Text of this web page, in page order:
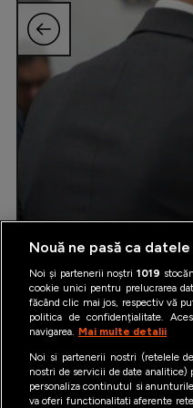
Nouă ne pasă ca
Noi și partenerii noștri1019
cookie unici pentru prelucrarea
făcând clic mai jos, respectiv vă
politica de confidențialitate.
navigarea. Mai multe detalii
Noi si partenerii nostri (retelele
nostri de servicii de date
personaliza continutul si
va oferi functionalitati aferente